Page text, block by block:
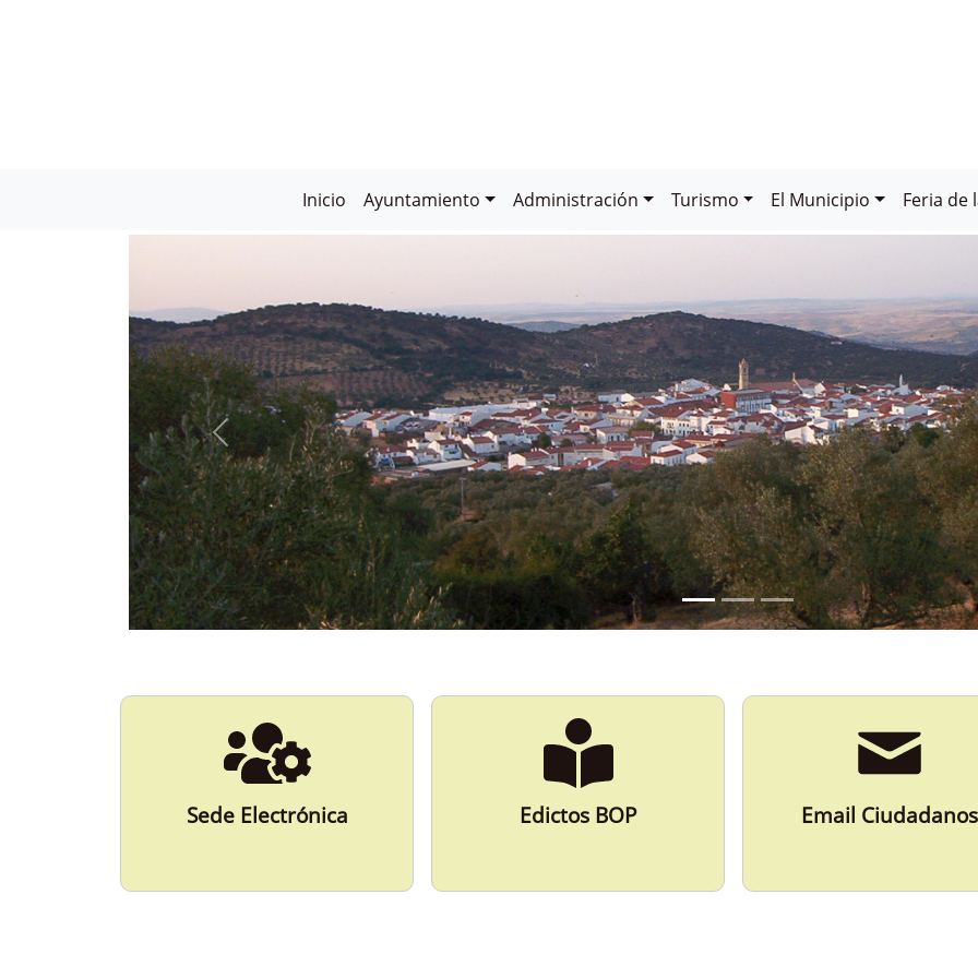
Inicio Ayuntamiento Administración Turismo El Municipio Feria de
CABEZA LA VACA:
PUEBLO MÁGICO DE
ESPAÑA
Más Información
Sede Electrónica Edictos BOP Email Ciudadanos